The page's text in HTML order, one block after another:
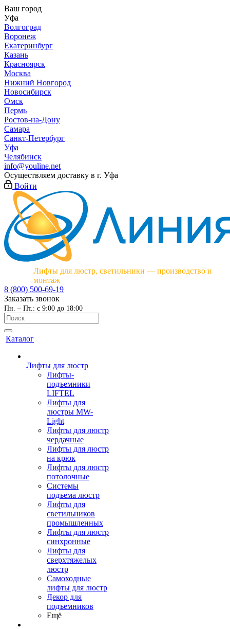
Ваш город
Уфа
Волгоград
Воронеж
Екатеринбург
Казань
Красноярск
Москва
Нижний Новгород
Новосибирск
Омск
Пермь
Ростов-на-Дону
Самара
Санкт-Петербург
Уфа
Челябинск
info@youline.net
Осуществляем доставку в г. Уфа
Войти
Лифты для люстр, светильники — производство и
монтаж
8 (800) 500-69-19
Заказать звонок
Пн. – Пт.: с 9:00 до 18:00
Каталог
Лифты для люстр
Лифты-
подъемники
LIFTEL
Лифты для
люстры MW-
Light
Лифты для люстр
чердачные
Лифты для люстр
на крюк
Лифты для люстр
потолочные
Системы
подъема люстр
Лифты для
светильников
промышленных
Лифты для люстр
синхронные
Лифты для
сверхтяжелых
люстр
Самоходные
лифты для люстр
Декор для
подъемников
Ещё